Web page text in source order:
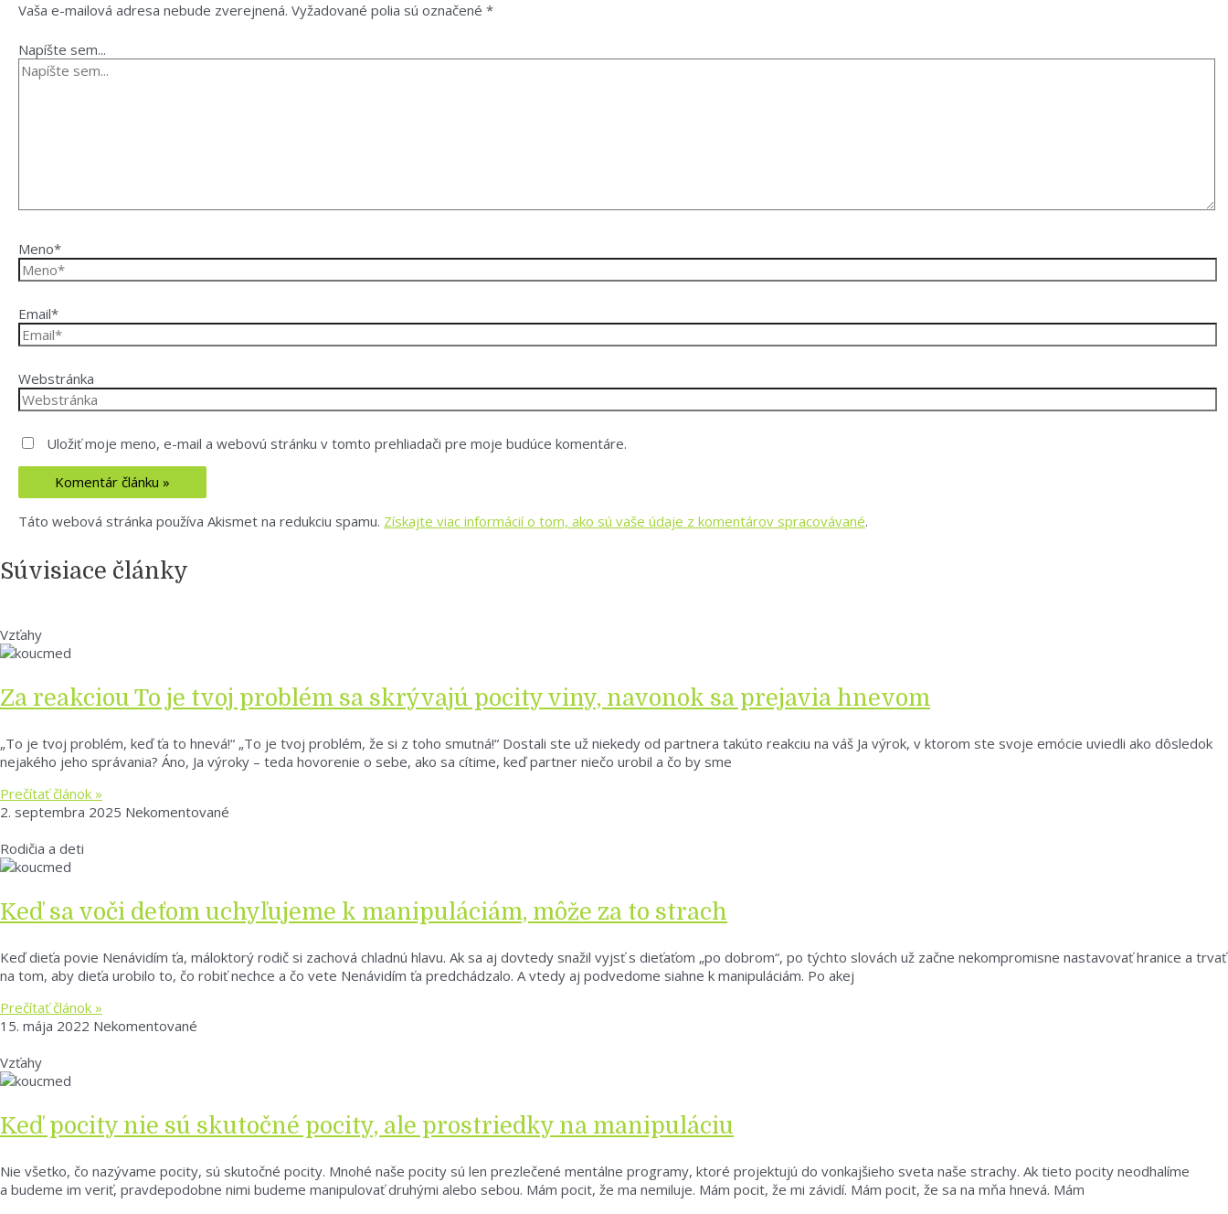
Vaša e-mailová adresa nebude zverejnená. Vyžadované polia sú označené *
Napíšte sem...
Meno*
Email*
Webstránka
Uložiť moje meno, e-mail a webovú stránku v tomto prehliadači pre moje budúce komentáre.
Táto webová stránka používa Akismet na redukciu spamu. Získajte viac informácií o tom, ako sú vaše údaje z komentárov spracovávané.
Súvisiace články
Vzťahy
Za reakciou To je tvoj problém sa skrývajú pocity viny, navonok sa prejavia hnevom
„To je tvoj problém, keď ťa to hnevá!“ „To je tvoj problém, že si z toho smutná!“ Dostali ste už niekedy od partnera takúto reakciu na váš Ja výrok, v ktorom ste svoje emócie uviedli ako dôsledok
nejakého jeho správania? Áno, Ja výroky – teda hovorenie o sebe, ako sa cítime, keď partner niečo urobil a čo by sme
Prečítať článok »
2. septembra 2025 Nekomentované
Rodičia a deti
Keď sa voči deťom uchyľujeme k manipuláciám, môže za to strach
Keď dieťa povie Nenávidím ťa, máloktorý rodič si zachová chladnú hlavu. Ak sa aj dovtedy snažil vyjsť s dieťaťom „po dobrom“, po týchto slovách už začne nekompromisne nastavovať hranice a trvať
na tom, aby dieťa urobilo to, čo robiť nechce a čo vete Nenávidím ťa predchádzalo. A vtedy aj podvedome siahne k manipuláciám. Po akej
Prečítať článok »
15. mája 2022 Nekomentované
Vzťahy
Keď pocity nie sú skutočné pocity, ale prostriedky na manipuláciu
Nie všetko, čo nazývame pocity, sú skutočné pocity. Mnohé naše pocity sú len prezlečené mentálne programy, ktoré projektujú do vonkajšieho sveta naše strachy. Ak tieto pocity neodhalíme
a budeme im veriť, pravdepodobne nimi budeme manipulovať druhými alebo sebou. Mám pocit, že ma nemiluje. Mám pocit, že mi závidí. Mám pocit, že sa na mňa hnevá. Mám